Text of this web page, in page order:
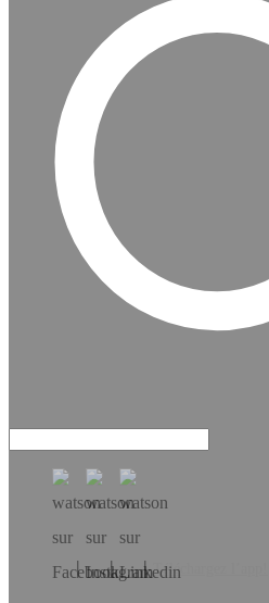
Téléchargez l’app!